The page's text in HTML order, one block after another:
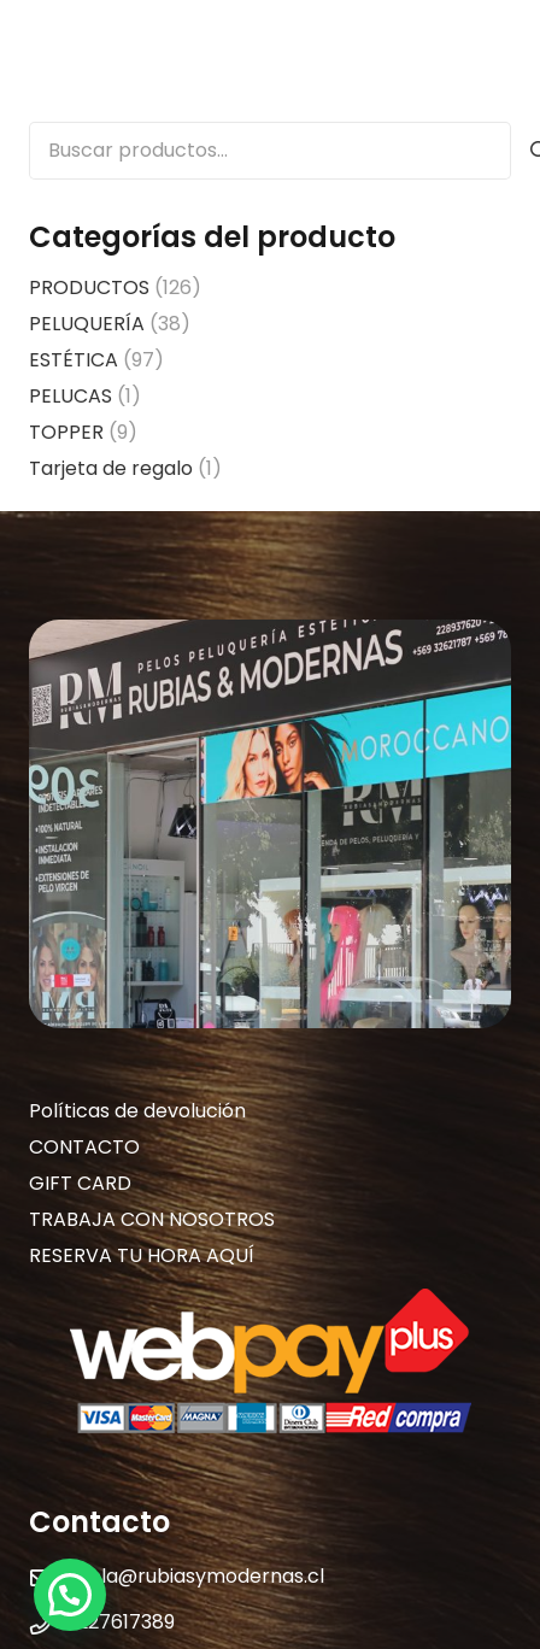
Buscar
Categorías del producto
PRODUCTOS (126)
PELUQUERÍA (38)
ESTÉTICA (97)
PELUCAS (1)
TOPPER (9)
Tarjeta de regalo (1)
Políticas de devolución
CONTACTO
GIFT CARD
TRABAJA CON NOSOTROS
RESERVA TU HORA AQUÍ
Contacto
hola@rubiasymodernas.cl
227617389